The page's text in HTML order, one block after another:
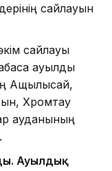
сайлауын
сайлауы
ауылдық
Ащылысай,
Хромтау
ауданының
Ауылдық